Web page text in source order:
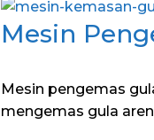
Mesin
Mesin pengemas
mengemas gula